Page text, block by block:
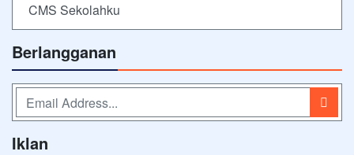
CMS Sekolahku
Berlangganan
Iklan